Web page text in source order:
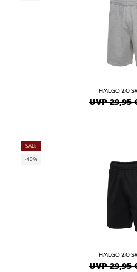
HMLGO 2.0
UVP 29,95
SALE
-40%
HMLGO 2.0
UVP 29,95